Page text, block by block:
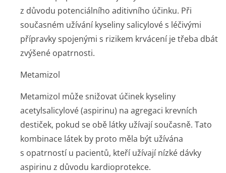
z důvodu potenciálního aditivního účinku. Při
současném užívání kyseliny salicylové s léčivými
přípravky spojenými s rizikem krvácení je třeba dbát
zvýšené opatrnosti.
Metamizol
Metamizol může snižovat účinek kyseliny
acetylsalicylové (aspirinu) na agregaci krevních
destiček, pokud se obě látky užívají současně. Tato
kombinace látek by proto měla být užívána
s opatrností u pacientů, kteří užívají nízké dávky
aspirinu z důvodu kardioprotekce.